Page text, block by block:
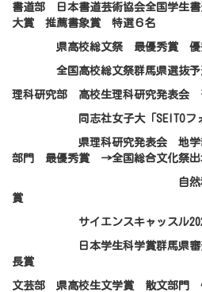
書道部 日本書道芸術協会全国学生
大賞 推薦書象賞 特選６名
県高校総文祭 最優秀賞 優
全国高校総文祭群馬県選抜
理科研究部 高校生理科研究発表会
同志社女子大「SEITOフォ
県理科研究発表会 地学部門
部門 最優秀賞 →全国総合文化祭出
自然科学専門
賞
サイエンスキャッスル2023
日本学生科学賞群馬県審査
長賞
文芸部 県高校生文学賞 散文部門